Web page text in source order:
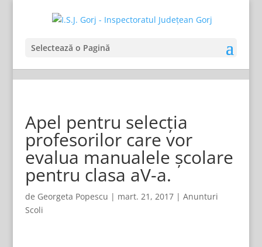
Selectează o Pagină
Apel pentru selecția
profesorilor care vor
evalua manualele școlare
pentru clasa aV-a.
de Georgeta Popescu | mart. 21, 2017| Anunturi
Scoli